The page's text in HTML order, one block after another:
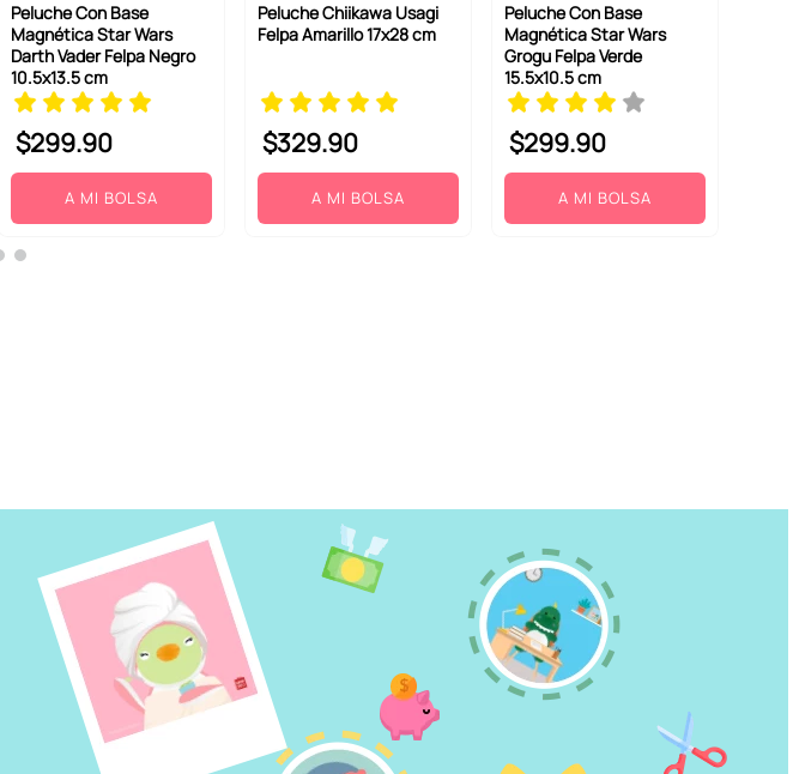
Peluche Con Base
Magnética Star Wars
Darth Vader Felpa Negro
10.5x13.5 cm
$299.90
A MI BOLSA
Peluche Chiikawa Usagi
Felpa Amarillo 17x28 cm
$329.90
A MI BOLSA
Peluche Con Base
Magnética Star Wars
Grogu Felpa Verde
15.5x10.5 cm
$299.90
A MI BOLSA